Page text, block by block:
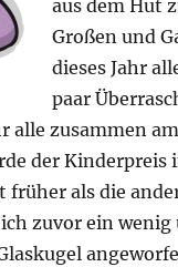
aus dem Hut
Großen und
dieses Jahr
paar
alle zusammen
der Kinderpreis
als die
zuvor ein